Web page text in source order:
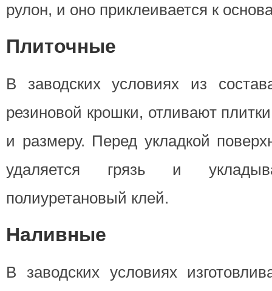
рулон, и оно приклеивается к
Плиточные
В заводских условиях из
резиновой крошки, отливают
и размеру. Перед укладкой
удаляется грязь и
полиуретановый клей.
Наливные
В заводских условиях